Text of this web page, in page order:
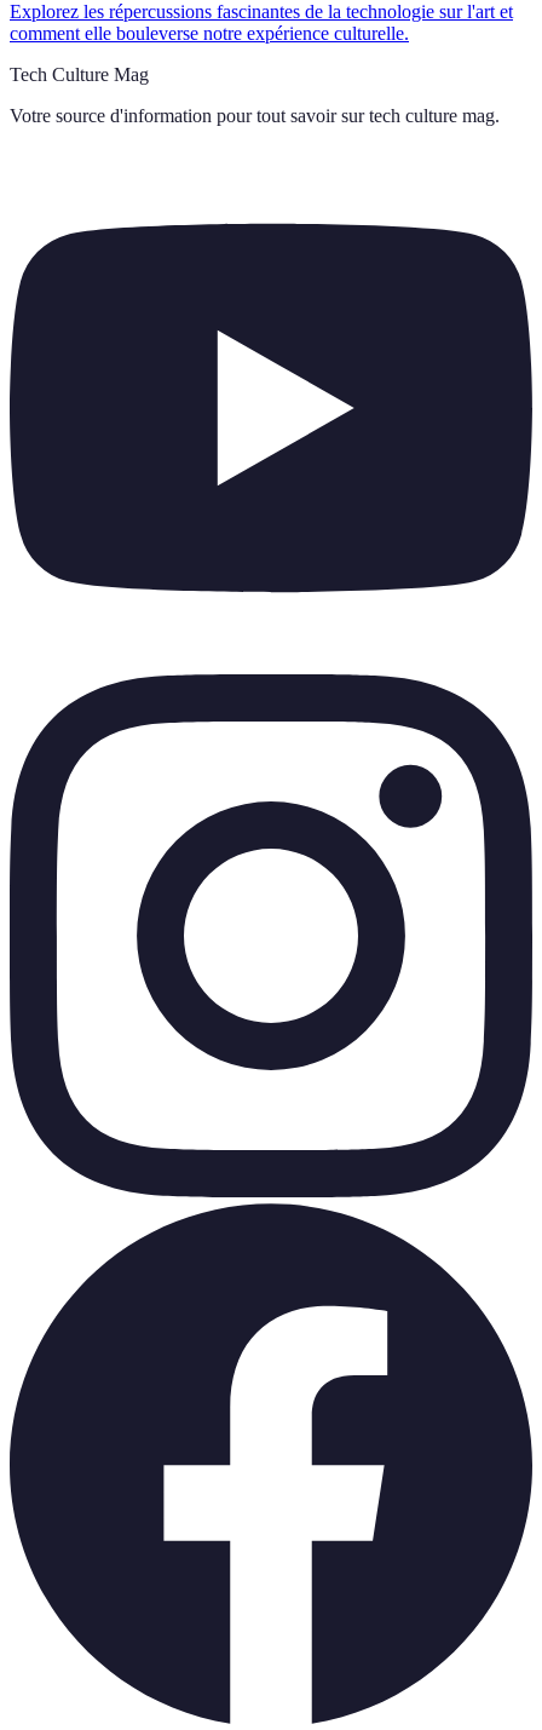
Explorez les répercussions fascinantes de la technologie sur l'art et
comment elle bouleverse notre expérience culturelle.
Tech Culture Mag
Votre source d'information pour tout savoir sur tech culture mag.